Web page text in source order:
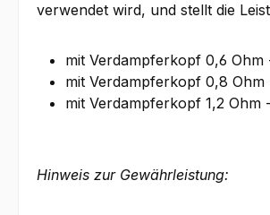
verwendet wird, und stellt die
mit Verdampferkopf 0,6
mit Verdampferkopf 0,8
mit Verdampferkopf 1,2
Hinweis zur Gewährleistung: